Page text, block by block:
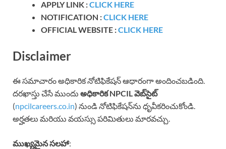
APPLY LINK :CLICK HERE
NOTIFICATION :CLICK HERE
OFFICIAL WEBSITE :CLICK HERE
Disclaimer
ఈ సమాచారం అధికారిక నోటిఫికేషన్ ఆధారంగా అందించబడింది.
దరఖాస్తు చేసే ముందు అధికారిక NPCIL వెబ్‌సైట్
(npcilcareers.co.in) నుండి నోటిఫికేషన్‌ను ధృవీకరించుకోండి.
అర్హతలు మరియు వయస్సు పరిమితులు మారవచ్చు.
ముఖ్యమైన సలహా: